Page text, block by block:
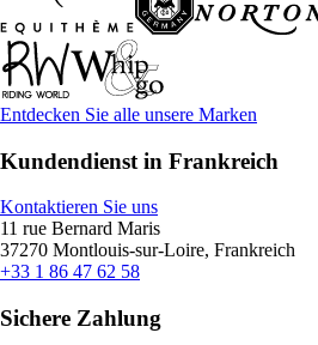
Entdecken Sie alle unsere Marken
Kundendienst in Frankreich
Kontaktieren Sie uns
11 rue Bernard Maris
37270 Montlouis-sur-Loire, Frankreich
+33 1 86 47 62 58
Sichere Zahlung